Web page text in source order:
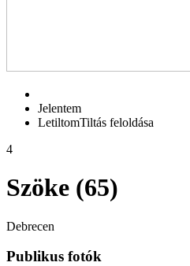
Jelentem
LetiltomTiltás feloldása
4
Szöke (65)
Debrecen
Publikus fotók